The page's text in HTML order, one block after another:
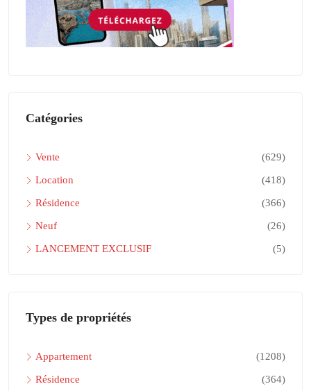
Catégories
Vente (629)
Location (418)
Résidence (366)
Neuf (26)
LANCEMENT EXCLUSIF (5)
Types de propriétés
Appartement (1208)
Résidence (364)